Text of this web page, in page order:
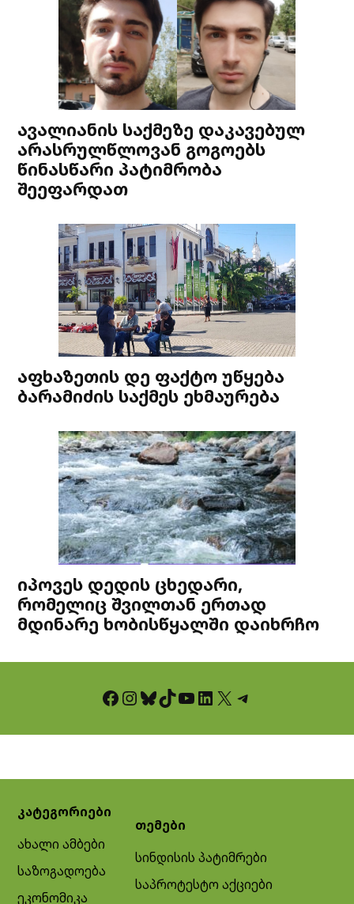
ავალიანის საქმეზე დაკავებულ
არასრულწლოვან გოგოებს
წინასწარი პატიმრობა
შეეფარდათ
აფხაზეთის დე ფაქტო უწყება
ბარამიძის საქმეს ეხმაურება
იპოვეს დედის ცხედარი,
რომელიც შვილთან ერთად
მდინარე ხობისწყალში დაიხრჩო
Facebook InstagramBluesky TikTok YouTube LinkedIn X Telegram
კატეგორიები
ახალი ამბები
საზოგადოება
ეკონომიკა
თემები
სინდისის პატიმრები
საპროტესტო აქციები